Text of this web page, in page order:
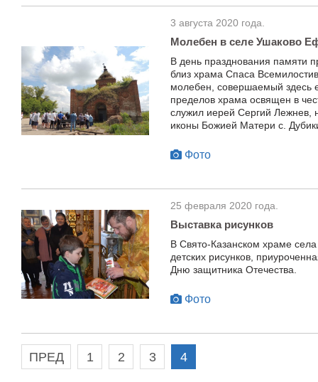
3 августа 2020 года.
Молебен в селе Ушаково
В день празднования памяти
близ храма Спаса
молебен, совершаемый здесь
пределов храма освящен в
служил иерей Сергий Лежнев,
иконы Божией Матери с.
Фото
25 февраля 2020 года.
Выставка рисунков
В Свято-Казанском храме
детских рисунков,
Дню защитника Отечества.
Фото
ПРЕД 1 2 3 4